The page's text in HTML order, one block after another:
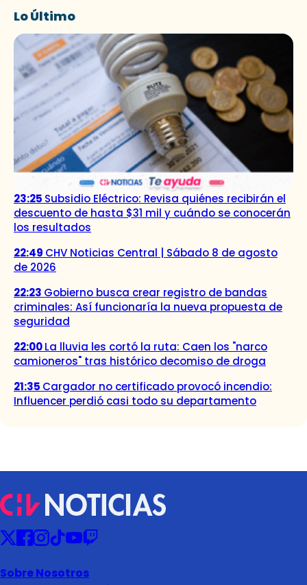
Lo Último
23:25 Subsidio Eléctrico: Revisa quiénes recibirán el
descuento de hasta $31 mil y cuándo se conocerán
los resultados
22:49 CHV Noticias Central | Sábado 8 de agosto
de 2026
22:23 Gobierno busca crear registro de bandas
criminales: Así funcionaría la nueva propuesta de
seguridad
22:00La lluvia les cortó la ruta: Caen los "narco
camioneros" tras histórico decomiso de droga
21:35 Cargador no certificado provocó incendio:
Influencer perdió casi todo su departamento
Sobre Nosotros